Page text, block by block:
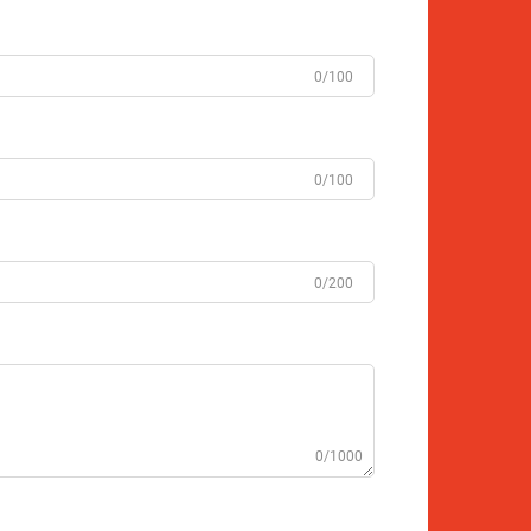
0/100
0/100
0/200
0/1000